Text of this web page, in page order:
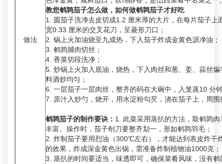
做法
教您鹌鹑茄子怎么做，如何做鹌鹑茄子才好吃
1. 圆茄子洗净去皮切成1.2 厘米厚的大片，在每片茄子上
宽0.33 厘米的交叉花刀，呈菱形刀口；
2. 锅上火加油烧至九成热，下入茄子炸成金黄色沥净油；
3. 鹌鹑脯肉切丝；
4. 香菜切段洗净；
5. 炒锅上火加入底油，烧热，下入肉丝和葱、姜、蒜丝
料酒炒均匀；
6. 一层茄子一层肉丝，整齐的码在大碗中，入笼蒸10 分
7. 原汁入炒勺，烧开，用水淀粉勾芡，浇在茄子上，周
鹌鹑茄子的制作要诀： 1. 此菜采用蒸扒的方法，取鹌鹑
丰富。操作时，茄子剞刀要整齐划一，形如鹌鹑羽毛；
2. 炸制茄子要用烈油（300℃左右），才能达到表皮炸干
的效果，炸成深金黄色出锅，需准备炸制植物油1000克；
3. 蒸扒的时间要适当，味透即可，确保菜肴风味，没有